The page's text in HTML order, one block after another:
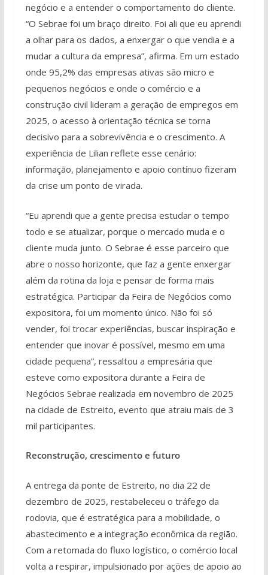
negócio e a entender o comportamento do cliente.
“O Sebrae foi um braço direito. Foi ali que eu aprendi
a olhar para os dados, a enxergar o que vendia e a
mudar a cultura da empresa”, afirma. Em um estado
onde 95,2% das empresas ativas são micro e
pequenos negócios e onde o comércio e a
construção civil lideram a geração de empregos em
2025, o acesso à orientação técnica se torna
decisivo para a sobrevivência e o crescimento. A
experiência de Lilian reflete esse cenário:
informação, planejamento e apoio contínuo fizeram
da crise um ponto de virada.
“Eu aprendi que a gente precisa estudar o tempo
todo e se atualizar, porque o mercado muda e o
cliente muda junto. O Sebrae é esse parceiro que
abre o nosso horizonte, que faz a gente enxergar
além da rotina da loja e pensar de forma mais
estratégica. Participar da Feira de Negócios como
expositora, foi um momento único. Não foi só
vender, foi trocar experiências, buscar inspiração e
entender que inovar é possível, mesmo em uma
cidade pequena”, ressaltou a empresária que
esteve como expositora durante a Feira de
Negócios Sebrae realizada em novembro de 2025
na cidade de Estreito, evento que atraiu mais de 3
mil participantes.
Reconstrução, crescimento e futuro
A entrega da ponte de Estreito, no dia 22 de
dezembro de 2025, restabeleceu o tráfego da
rodovia, que é estratégica para a mobilidade, o
abastecimento e a integração econômica da região.
Com a retomada do fluxo logístico, o comércio local
volta a respirar, impulsionado por ações de apoio ao